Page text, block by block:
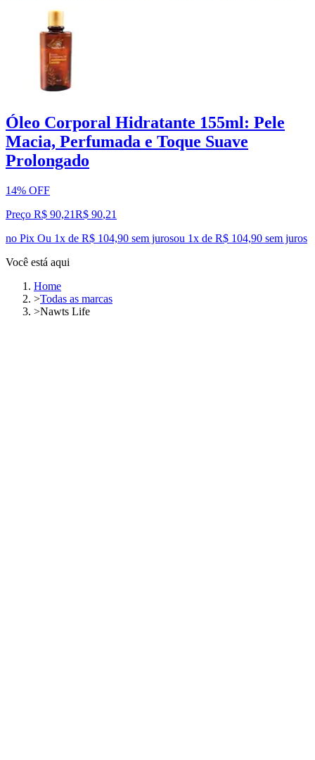
Óleo Corporal Hidratante 155ml: Pele
Macia, Perfumada e Toque Suave
Prolongado
14% OFF
Preço R$ 90,21R$ 90,21
no Pix Ou 1x de R$ 104,90 sem jurosou 1x de R$ 104,90 sem juros
Você está aqui
Home
>Todas as marcas
>Nawts Life